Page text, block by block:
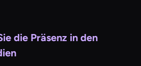
die Präsenz in den